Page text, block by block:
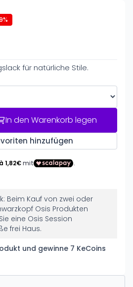
für natürliche Stile.
In den Warenkorb legen
hinzufügen
Beim Kauf von zwei oder
Osis Produkten
eine Osis Session
frei Haus.
und gewinne 7 KeCoins